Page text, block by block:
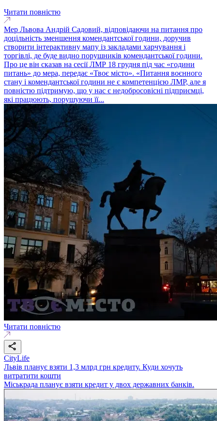
Читати повністю
Мер Львова Андрій Садовий, відповідаючи на питання про
доцільність зменшення комендантської години, доручив
створити інтерактивну мапу із закладами харчування і
торгівлі, де буде видно порушників комендантської години.
Про це він сказав на сесії ЛМР 18 грудня під час «години
питань» до мера, передає «Твоє місто». «Питання воєнного
стану і комендантської години не є компетенцією ЛМР, але я
повністю підтримую, що у нас є недобросовісні підприємці,
які працюють, порушуючи її...
Читати повністю
CityLife
Львів планує взяти 1,3 млрд грн кредиту. Куди хочуть
витратити кошти
Міськрада планує взяти кредит у двох державних банків.